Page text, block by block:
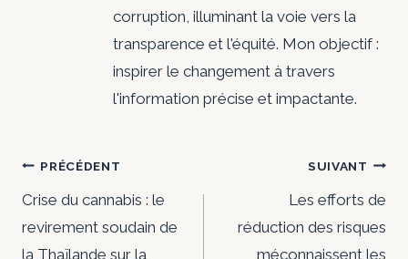
corruption, illuminant la voie vers la
transparence et l'équité. Mon objectif :
inspirer le changement à travers
l'information précise et impactante.
Navigation
de
PRÉCÉDENT
Crise du cannabis : le
revirement soudain de
la Thaïlande sur la
SUIVANT
Les efforts de
réduction des risques
méconnaissent les